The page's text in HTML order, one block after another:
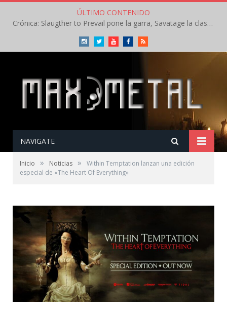
ÚLTIMO CONTENIDO
Crónica: Slaugther to Prevail pone la garra, Savatage la clase en la apertura del Leyendas del Rock – Miércoles – Agosto 2026
InstagramTwitterYoutubeFacebookRSS
NAVIGATE
Inicio » Noticias »
Within Temptation lanzan una edición
especial de «The Heart Of Everything»